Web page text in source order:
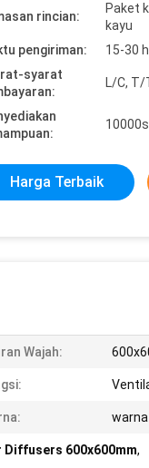
rincian:
Paket
kayu
pengiriman:
15-30
syarat
L/C, T/
Harga Terbaik
Wajah:
Diffusers 600x600mm,